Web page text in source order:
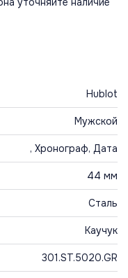
Hublot
Мужской
, Хронограф, Дата
44 мм
Сталь
Каучук
301.ST.5020.GR